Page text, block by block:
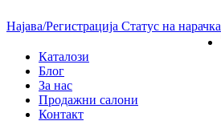
Најава/Регистрација Статус на нарачка
Каталози
Блог
За нас
Продажни салони
Контакт